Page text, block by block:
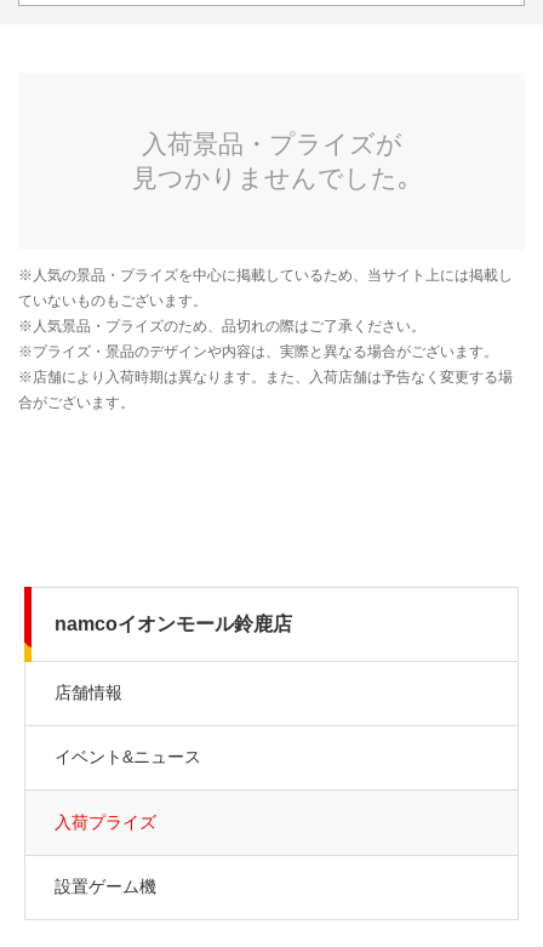
namcoイオンモール鈴鹿店
店舗情報
イベント&ニュース
入荷プライズ
設置ゲーム機